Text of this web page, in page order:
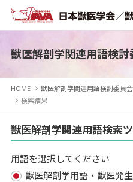
獣医解剖学関連用語検討
HOME 獣医解剖学関連用語検討委員会
検索結果
獣医解剖学関連用語検索
用語を選択してください
獣医解剖学用語・獣医発